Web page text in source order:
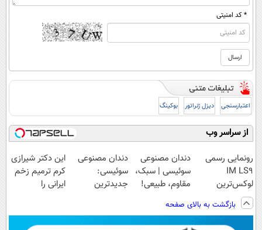
* کد امنیتی
اعتبارسنجی دیزل ژنراتور بوکینگ
از سراسر وب
رونمایی رسمی
IM LS9
لوکس‌ترین
EREV در ایران
دندان مصنوعی
سوئیسی | سبک،
مقاوم، طبیعی!
رایگان+پرداخت
اقساطی😍
دندان مصنوعی
سوئیسی:
جدیدترین
پرداخت قسطی
این دکتر شیرازی
کرم ترمیم زخم
ایرانی را
بازگشت به بالای صفحه